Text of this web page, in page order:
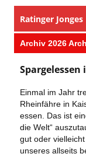
Ratinger Jonges
Archiv 2026
Einmal im Jahr
Rheinfähre in
essen. Das ist
die Welt“
gut oder
unseres allseits